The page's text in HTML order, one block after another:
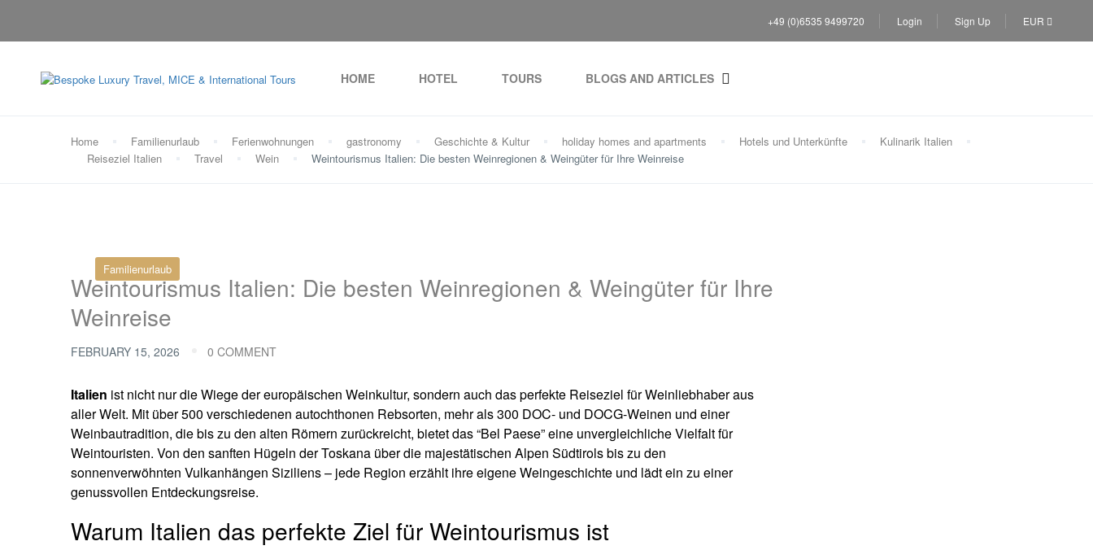
+49 (0)6535 9499720 Login Sign Up EUR
HOME HOTEL TOURS BLOGS AND ARTICLES
Home Familienurlaub Ferienwohnungen gastronomy Geschichte & Kultur holiday homes and apartments Hotels und Unterkünfte
Kulinarik Italien
Reiseziel Italien
Travel Wein Weintourismus Italien: Die besten Weinregionen & Weingüter für Ihre Weinreise
Familienurlaub
Weintourismus Italien: Die besten Weinregionen & Weingüter für Ihre
Weinreise
FEBRUARY 15, 2026 0 COMMENT
Italien ist nicht nur die Wiege der europäischen Weinkultur, sondern auch das perfekte Reiseziel für Weinliebhaber aus
aller Welt. Mit über 500 verschiedenen autochthonen Rebsorten, mehr als 300 DOC- und DOCG-Weinen und einer
Weinbautradition, die bis zu den alten Römern zurückreicht, bietet das “Bel Paese” eine unvergleichliche Vielfalt für
Weintouristen. Von den sanften Hügeln der Toskana über die majestätischen Alpen Südtirols bis zu den
sonnenverwöhnten Vulkanhängen Siziliens – jede Region erzählt ihre eigene Weingeschichte und lädt ein zu einer
genussvollen Entdeckungsreise.
Warum Italien das perfekte Ziel für Weintourismus ist